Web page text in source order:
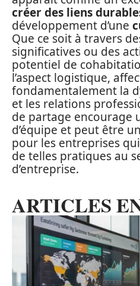
créer des liens
développement d’une
Que ce soit à travers
significatives ou des
potentiel de
l’aspect logistique,
fondamentalement la
et les relations
de partage encourage
d’équipe et peut être
pour les entreprises
de telles pratiques au
d’entreprise.
ARTICLES